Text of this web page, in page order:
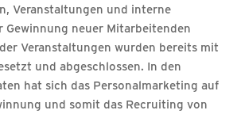
Veranstaltungen und interne
Gewinnung neuer Mitarbeitenden
Veranstaltungen wurden bereits mit
und abgeschlossen. In den
hat sich das Personalmarketing auf
und somit das Recruiting von